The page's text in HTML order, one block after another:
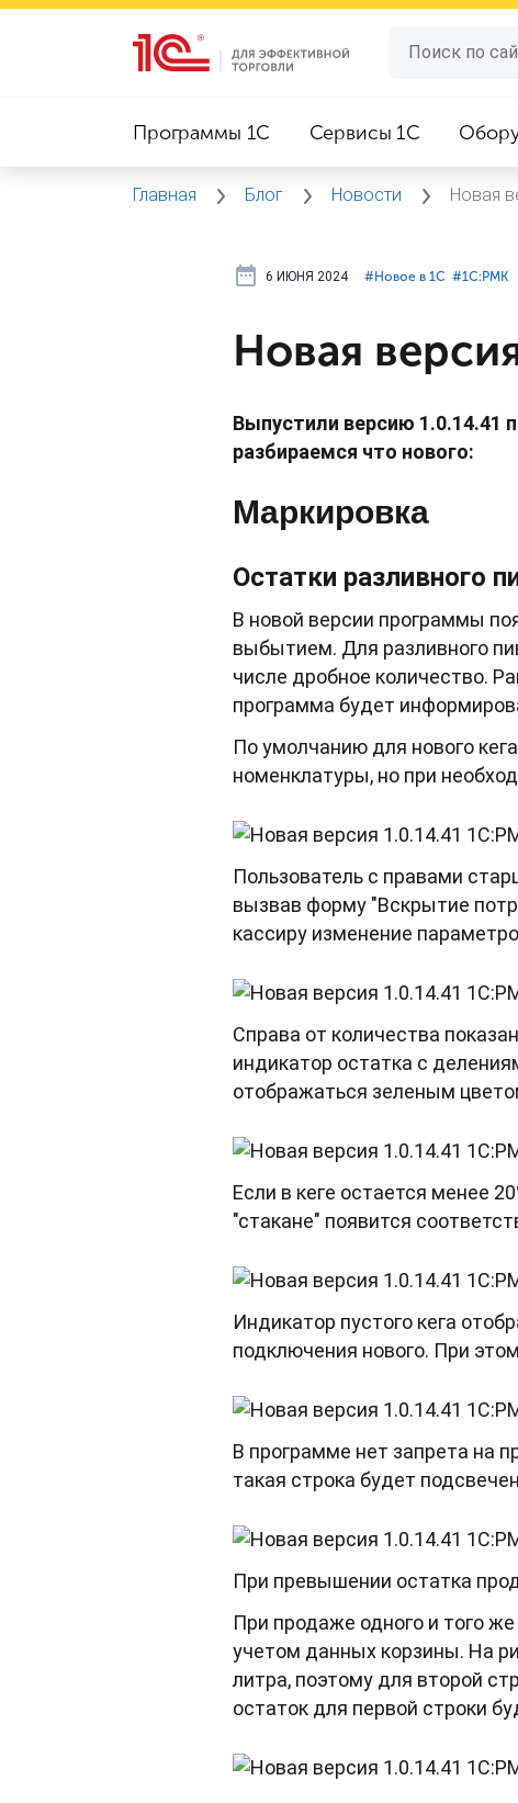
Программы 1C Сервисы 1C
Главная Блог Новости Новая
6 ИЮНЯ 2024 #⁣Новое в 1С #⁣1С:РМК
Новая
Выпустили версию 1.0.14.41
разбираемся что нового:
Маркировка
Остатки разливного
В новой версии программы
выбытием. Для разливного
числе дробное количество.
программа будет
По умолчанию для нового
номенклатуры, но при
Пользователь с правами
вызвав форму "Вскрытие
кассиру изменение
Справа от количества
индикатор остатка с
отображаться зеленым
Если в кеге остается менее
"стакане" появится
Индикатор пустого кега
подключения нового. При
В программе нет запрета на
такая строка будет
При превышении остатка
При продаже одного и того
учетом данных корзины. На
литра, поэтому для второй
остаток для первой строки